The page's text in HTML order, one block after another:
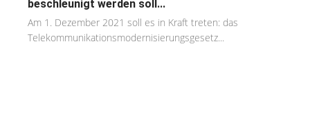
beschleunigt werden soll...
Am 1. Dezember 2021 soll es in Kraft treten: das
Telekommunikationsmodernisierungsgesetz...